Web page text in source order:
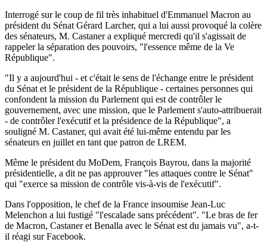
Interrogé sur le coup de fil très inhabituel d'Emmanuel Macron au
président du Sénat Gérard Larcher, qui a lui aussi provoqué la colère
des sénateurs, M. Castaner a expliqué mercredi qu'il s'agissait de
rappeler la séparation des pouvoirs, "l'essence même de la Ve
République".
"Il y a aujourd'hui - et c'était le sens de l'échange entre le président
du Sénat et le président de la République - certaines personnes qui
confondent la mission du Parlement qui est de contrôler le
gouvernement, avec une mission, que le Parlement s'auto-attribuerait
- de contrôler l'exécutif et la présidence de la République", a
souligné M. Castaner, qui avait été lui-même entendu par les
sénateurs en juillet en tant que patron de LREM.
Même le président du MoDem, François Bayrou, dans la majorité
présidentielle, a dit ne pas approuver "les attaques contre le Sénat"
qui "exerce sa mission de contrôle vis-à-vis de l'exécutif".
Dans l'opposition, le chef de la France insoumise Jean-Luc
Melenchon a lui fustigé "l'escalade sans précédent". "Le bras de fer
de Macron, Castaner et Benalla avec le Sénat est du jamais vu", a-t-
il réagi sur Facebook.